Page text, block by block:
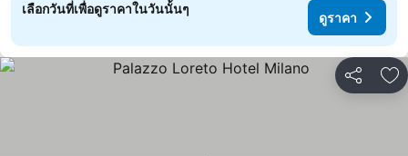
เลือกวันที่เพื่อดูราคาในวันนั้นๆ
ดูราคา
แชร์ เ